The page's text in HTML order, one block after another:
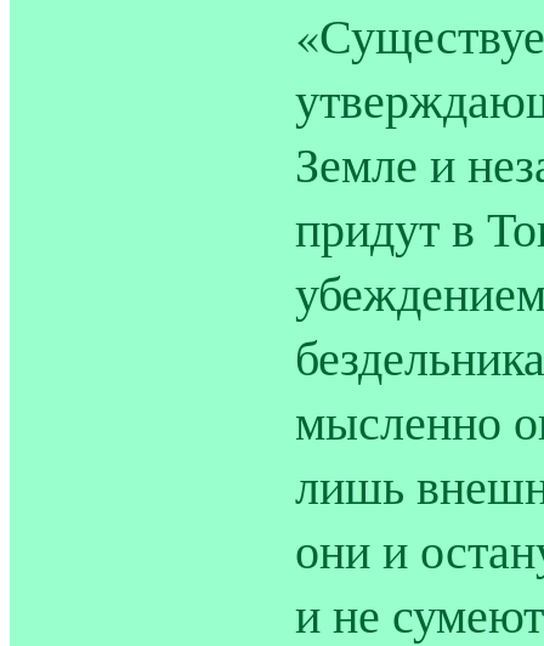
Земле и
придут в
мысленно
лишь
они и
и не